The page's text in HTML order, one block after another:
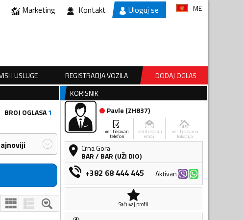
Marketing Kontakt Uloguj se ME
I USLUGE REGISTRACIJA VOZILA
DODAJ OGLAS
BROJ OGLASA1
KORISNIK
Pavle (ZH837)
verifikovan
telefon
verifikovan
email
verifikovana
lokacija
Crna Gora
BAR/ BAR (UŽI DIO)
+382 68 444 445 Aktivan
Sačuvaj profil